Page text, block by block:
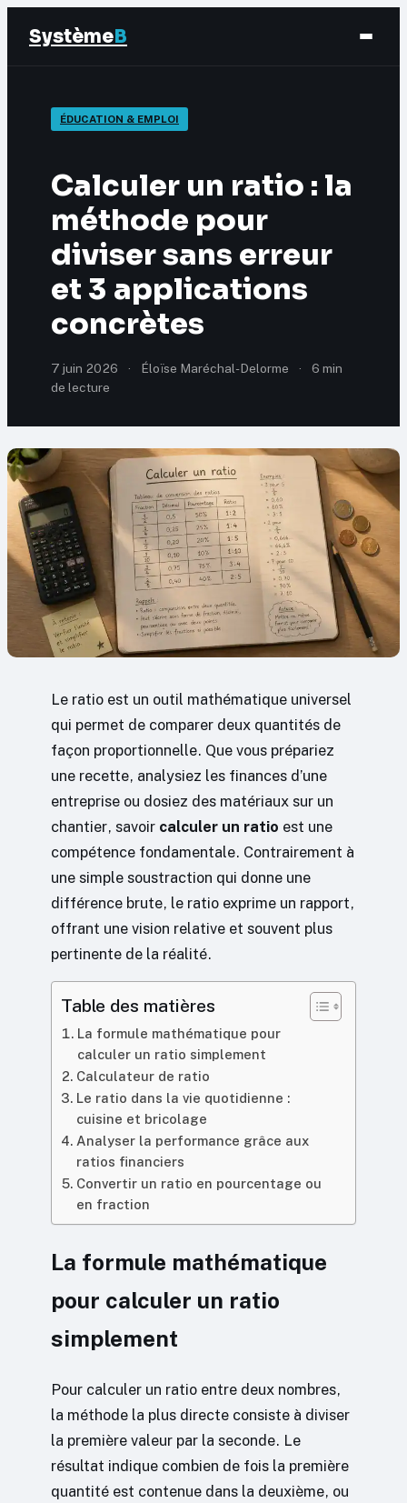
SystèmeB
Finance
Éducation & Emploi
Marketing
ÉDUCATION & EMPLOI
Calculer un ratio : la
méthode pour
diviser sans erreur
et 3 applications
concrètes
7 juin 2026 · Éloïse Maréchal-Delorme ·
6 min
de lecture
Le ratio est un outil mathématique universel
qui permet de comparer deux quantités de
façon proportionnelle. Que vous prépariez
une recette, analysiez les finances d’une
entreprise ou dosiez des matériaux sur un
chantier, savoir calculer un ratio est une
compétence fondamentale. Contrairement à
une simple soustraction qui donne une
différence brute, le ratio exprime un rapport,
offrant une vision relative et souvent plus
pertinente de la réalité.
Table des matières
La formule mathématique pour
calculer un ratio simplement
Calculateur de ratio
Le ratio dans la vie quotidienne :
cuisine et bricolage
Analyser la performance grâce aux
ratios financiers
Convertir un ratio en pourcentage ou
en fraction
La formule mathématique
pour calculer un ratio
simplement
Pour calculer un ratio entre deux nombres,
la méthode la plus directe consiste à diviser
la première valeur par la seconde. Le
résultat indique combien de fois la première
quantité est contenue dans la deuxième, ou